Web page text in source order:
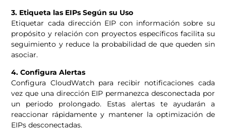
3. Etiqueta las EIPs Según su Uso
Etiquetar cada dirección EIP con información sobre su
propósito y relación con proyectos específicos facilita su
seguimiento y reduce la probabilidad de que queden sin
asociar.
4. Configura Alertas
Configura CloudWatch para recibir notificaciones cada
vez que una dirección EIP permanezca desconectada por
un periodo prolongado. Estas alertas te ayudarán a
reaccionar rápidamente y mantener la optimización de
EIPs desconectadas.